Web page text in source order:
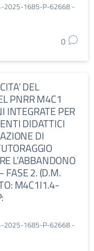
2025-1685-P-62668 -
0
DEL
PNRR M4C1
INTEGRATE PER
DIDATTICI
DI
L’ABBANDONO
FASE 2. (D.M.
M4C1I1.4-
2025-1685-P-62668 -